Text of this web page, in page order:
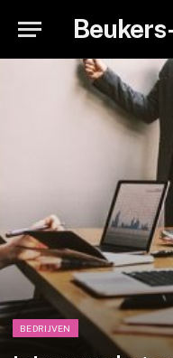
BEDRIJVEN